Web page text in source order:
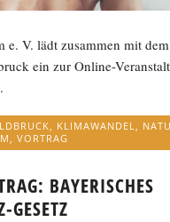
e. V. lädt zusammen mit
ein zur Online-
, KLIMAWANDEL,
,VORTRAG
BAYERISCHES
GESETZ